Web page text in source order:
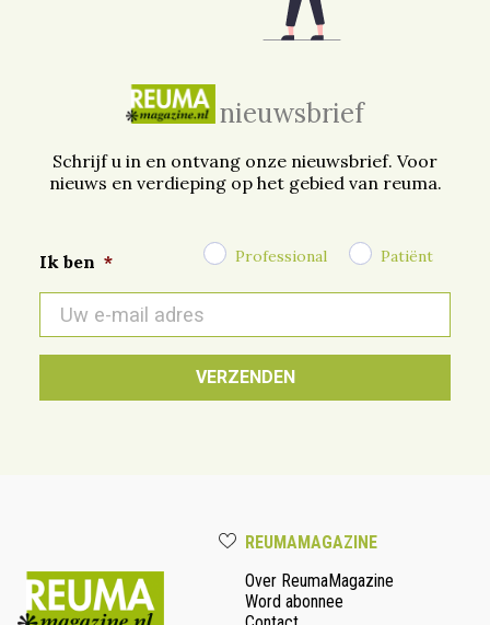
nieuwsbrief
Schrijf u in en ontvang onze nieuwsbrief. Voor
nieuws en verdieping op het gebied van reuma.
Ik ben * Professional Patiënt
mail
*
REUMAMAGAZINE
Over ReumaMagazine
Word abonnee